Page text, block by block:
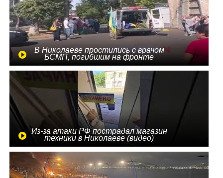
В Николаеве простились с врачом
БСМП, погибшим на фронте
Из-за атаки РФ пострадал магазин
техники в Николаеве (видео)